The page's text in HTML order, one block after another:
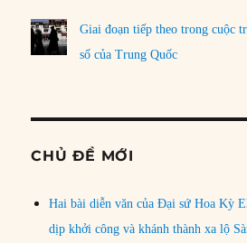
Giai đoạn tiếp theo trong cuộc
số của Trung Quốc
CHỦ ĐỀ MỚI
Hai bài diễn văn của Đại sứ Hoa Kỳ
dịp khởi công và khánh thành xa lộ